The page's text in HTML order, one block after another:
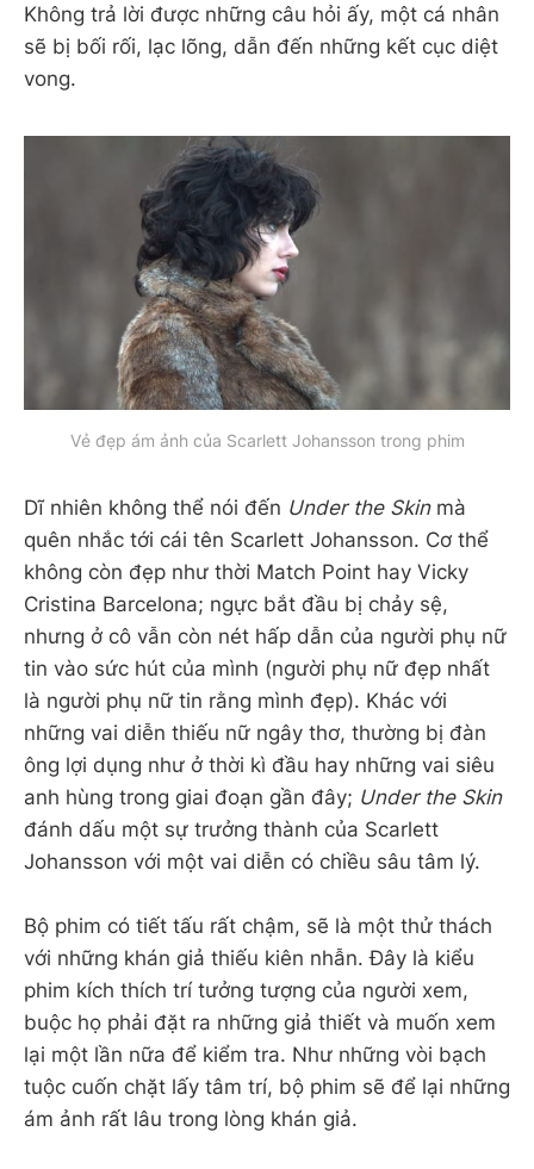
Không trả lời được những câu hỏi ấy, một cá nhân
sẽ bị bối rối, lạc lõng, dẫn đến những kết cục diệt
vong.
Vẻ đẹp ám ảnh của Scarlett Johansson trong phim
Dĩ nhiên không thể nói đến Under the Skin mà
quên nhắc tới cái tên Scarlett Johansson. Cơ thể
không còn đẹp như thời Match Point hay Vicky
Cristina Barcelona; ngực bắt đầu bị chảy sệ,
nhưng ở cô vẫn còn nét hấp dẫn của người phụ nữ
tin vào sức hút của mình (người phụ nữ đẹp nhất
là người phụ nữ tin rằng mình đẹp). Khác với
những vai diễn thiếu nữ ngây thơ, thường bị đàn
ông lợi dụng như ở thời kì đầu hay những vai siêu
anh hùng trong giai đoạn gần đây; Under the Skin
đánh dấu một sự trưởng thành của Scarlett
Johansson với một vai diễn có chiều sâu tâm lý.
Bộ phim có tiết tấu rất chậm, sẽ là một thử thách
với những khán giả thiếu kiên nhẫn. Đây là kiểu
phim kích thích trí tưởng tượng của người xem,
buộc họ phải đặt ra những giả thiết và muốn xem
lại một lần nữa để kiểm tra. Như những vòi bạch
tuộc cuốn chặt lấy tâm trí, bộ phim sẽ để lại những
ám ảnh rất lâu trong lòng khán giả.